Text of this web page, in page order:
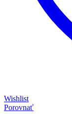
Wishlist
Porovnať